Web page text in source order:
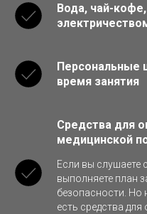
Вода, чай-
Персональные
время занятия
Средства для
медицинской
Если вы слушаете
выполняете план
безопасности. Но
есть средства